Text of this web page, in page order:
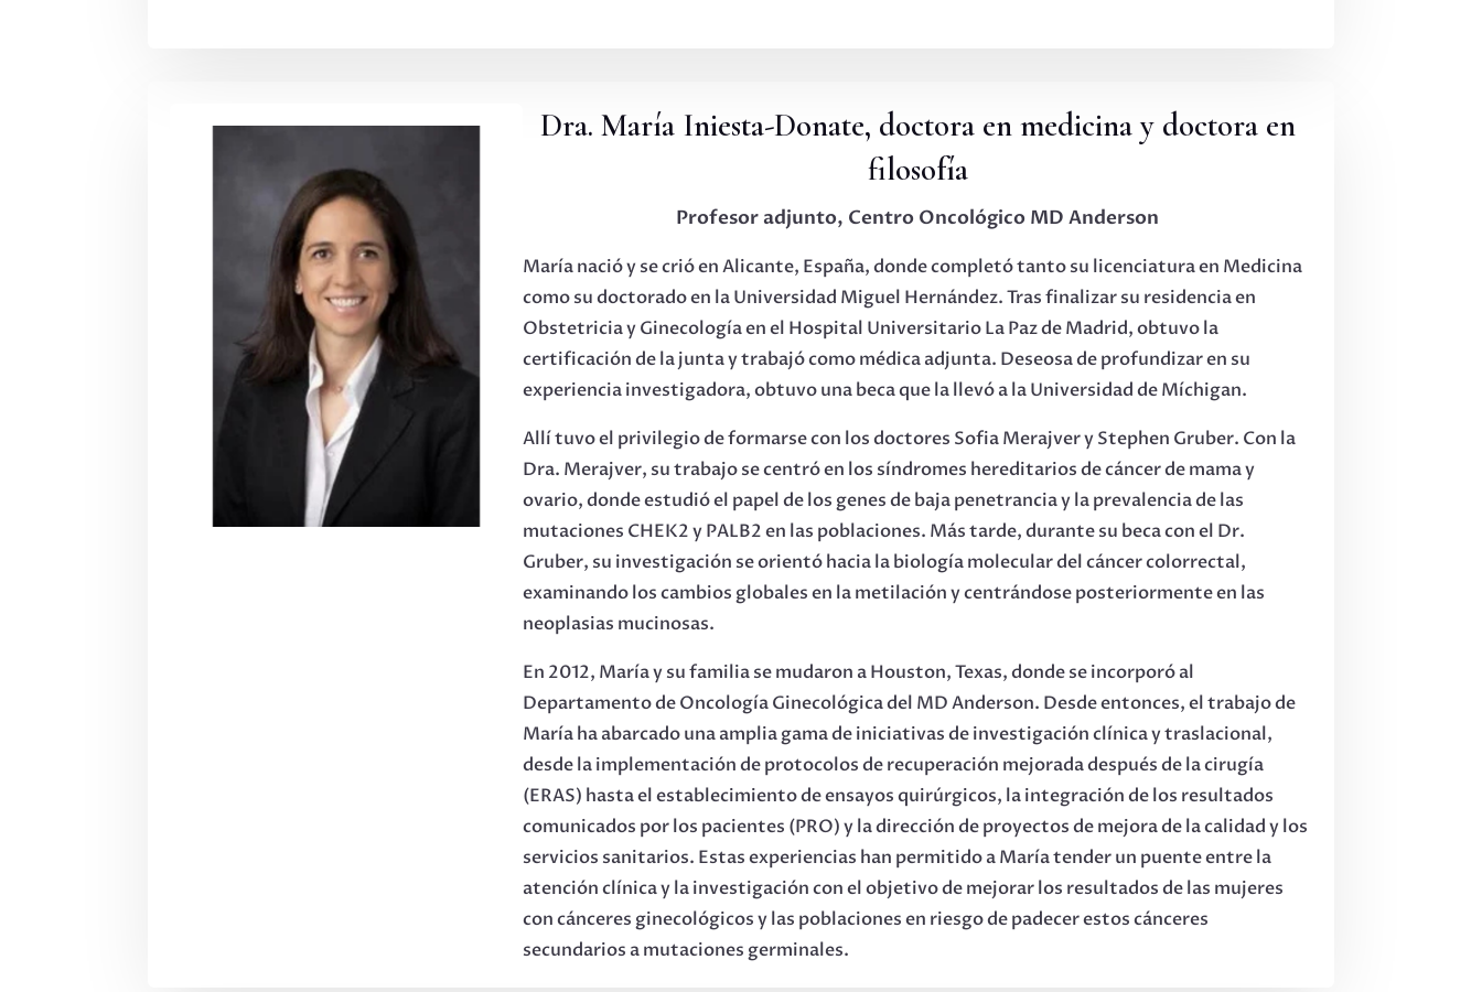
Dra. María Iniesta-Donate, doctora en medicina y doctora en
filosofía
Profesor adjunto, Centro Oncológico MD Anderson
María nació y se crió en Alicante, España, donde completó tanto su licenciatura en Medicina
como su doctorado en la Universidad Miguel Hernández. Tras finalizar su residencia en
Obstetricia y Ginecología en el Hospital Universitario La Paz de Madrid, obtuvo la
certificación de la junta y trabajó como médica adjunta. Deseosa de profundizar en su
experiencia investigadora, obtuvo una beca que la llevó a la Universidad de Míchigan.
Allí tuvo el privilegio de formarse con los doctores Sofia Merajver y Stephen Gruber. Con la
Dra. Merajver, su trabajo se centró en los síndromes hereditarios de cáncer de mama y
ovario, donde estudió el papel de los genes de baja penetrancia y la prevalencia de las
mutaciones CHEK2 y PALB2 en las poblaciones. Más tarde, durante su beca con el Dr.
Gruber, su investigación se orientó hacia la biología molecular del cáncer colorrectal,
examinando los cambios globales en la metilación y centrándose posteriormente en las
neoplasias mucinosas.
En 2012, María y su familia se mudaron a Houston, Texas, donde se incorporó al
Departamento de Oncología Ginecológica del MD Anderson. Desde entonces, el trabajo de
María ha abarcado una amplia gama de iniciativas de investigación clínica y traslacional,
desde la implementación de protocolos de recuperación mejorada después de la cirugía
(ERAS) hasta el establecimiento de ensayos quirúrgicos, la integración de los resultados
comunicados por los pacientes (PRO) y la dirección de proyectos de mejora de la calidad y los
servicios sanitarios. Estas experiencias han permitido a María tender un puente entre la
atención clínica y la investigación con el objetivo de mejorar los resultados de las mujeres
con cánceres ginecológicos y las poblaciones en riesgo de padecer estos cánceres
secundarios a mutaciones germinales.